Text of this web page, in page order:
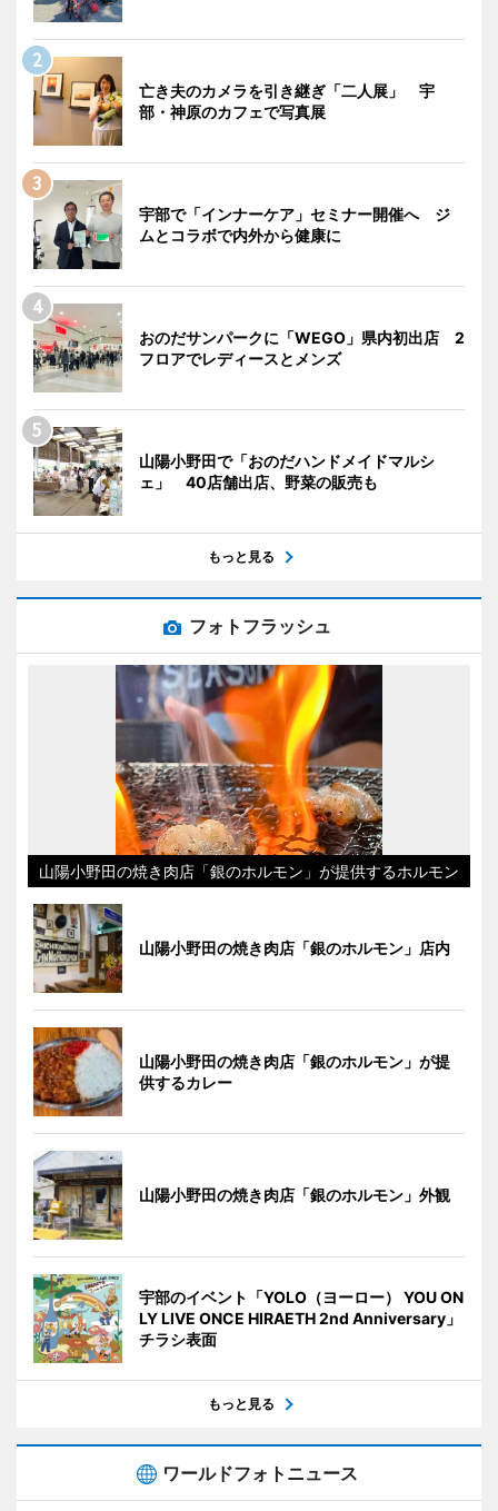
亡き夫のカメラを引き継ぎ「二人展」 宇
部・神原のカフェで写真展
宇部で「インナーケア」セミナー開催へ ジ
ムとコラボで内外から健康に
おのだサンパークに「WEGO」県内初出店 2
フロアでレディースとメンズ
山陽小野田で「おのだハンドメイドマルシ
ェ」 40店舗出店、野菜の販売も
もっと見る
フォトフラッシュ
山陽小野田の焼き肉店「銀のホルモン」が提供するホルモン
山陽小野田の焼き肉店「銀のホルモン」店内
山陽小野田の焼き肉店「銀のホルモン」が提
供するカレー
山陽小野田の焼き肉店「銀のホルモン」外観
宇部のイベント「YOLO（ヨーロー） YOU ON
LY LIVE ONCE HIRAETH 2nd Anniversary」
チラシ表面
もっと見る
ワールドフォトニュース